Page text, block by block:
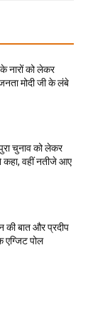
के नारों को लेकर
मोदी जी के लंबे
चुनाव को लेकर
कहा, वहीं नतीजे आए
बात और प्रदीप
एग्जिट पोल